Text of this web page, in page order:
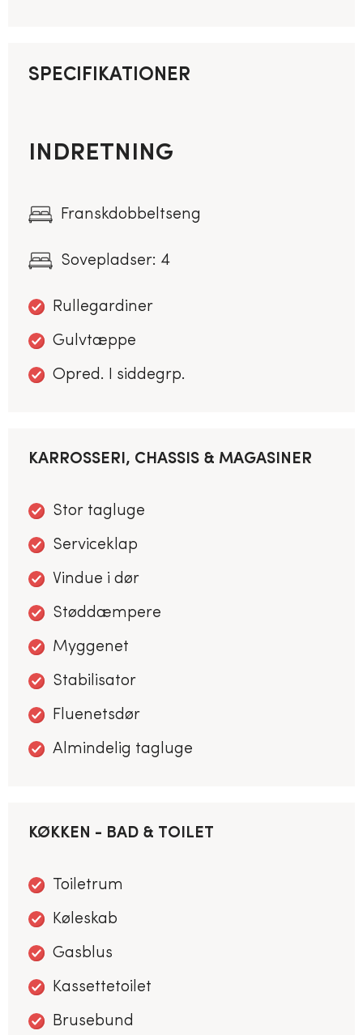
SPECIFIKATIONER
INDRETNING
Franskdobbeltseng
Sovepladser: 4
Rullegardiner
Gulvtæppe
Opred. I siddegrp.
KARROSSERI, CHASSIS & MAGASINER
Stor tagluge
Serviceklap
Vindue i dør
Støddæmpere
Myggenet
Stabilisator
Fluenetsdør
Almindelig tagluge
KØKKEN - BAD & TOILET
Toiletrum
Køleskab
Gasblus
Kassettetoilet
Brusebund